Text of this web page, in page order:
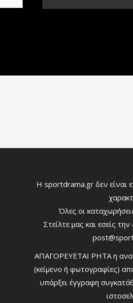
Η sportdrama.gr δεν είναι
Όλες οι
Στείλτε μας και εσείς
ΑΠΑΓΟΡΕΥΕΤΑΙ ΡΗΤΑ η
(κείμενο ή φωτογραφίες)
υπάρξει έγγραφη